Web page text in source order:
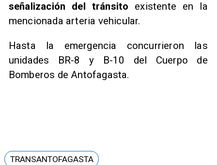
señalización del tránsito existente en la
mencionada arteria vehicular.
Hasta la emergencia concurrieron las
unidades BR-8 y B-10 del Cuerpo de
Bomberos de Antofagasta.
TRANSANTOFAGASTA